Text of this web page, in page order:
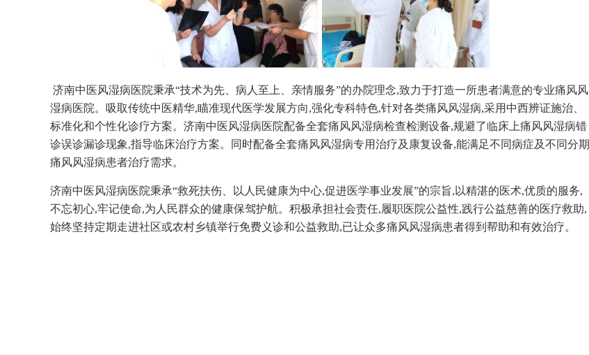
济南中医风湿病医院秉承“技术为先、病人至上、亲情服务”的办院理念,致力于打造一所患者满意的专业痛风风
湿病医院。吸取传统中医精华,瞄准现代医学发展方向,强化专科特色,针对各类痛风风湿病,采用中西辨证施治、
标准化和个性化诊疗方案。济南中医风湿病医院配备全套痛风风湿病检查检测设备,规避了临床上痛风风湿病错
诊误诊漏诊现象,指导临床治疗方案。同时配备全套痛风风湿病专用治疗及康复设备,能满足不同病症及不同分期
痛风风湿病患者治疗需求。
济南中医风湿病医院秉承“救死扶伤、以人民健康为中心,促进医学事业发展”的宗旨,以精湛的医术,优质的服务,
不忘初心,牢记使命,为人民群众的健康保驾护航。积极承担社会责任,履职医院公益性,践行公益慈善的医疗救助,
始终坚持定期走进社区或农村乡镇举行免费义诊和公益救助,已让众多痛风风湿病患者得到帮助和有效治疗。